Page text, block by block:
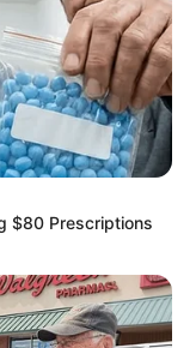
$80 Prescriptions